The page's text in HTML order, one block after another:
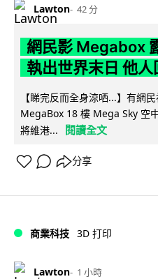
Lawton 42 分
網民影 Megabox
執出世界末日 他
【睇完反而全身涼哂...】有網
MegaBox 18 樓 Mega Sky 空
將維港...
閱讀全文
分享
商業科技 3D 打印
Lawton 1 小時